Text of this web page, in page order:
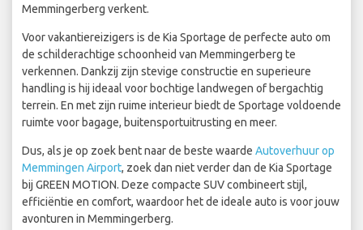
Memmingerberg verkent.
Voor vakantiereizigers is de Kia Sportage de perfecte auto om
de schilderachtige schoonheid van Memmingerberg te
verkennen. Dankzij zijn stevige constructie en superieure
handling is hij ideaal voor bochtige landwegen of bergachtig
terrein. En met zijn ruime interieur biedt de Sportage voldoende
ruimte voor bagage, buitensportuitrusting en meer.
Dus, als je op zoek bent naar de beste waarde Autoverhuur op
Memmingen Airport, zoek dan niet verder dan de Kia Sportage
bij GREEN MOTION. Deze compacte SUV combineert stijl,
efficiëntie en comfort, waardoor het de ideale auto is voor jouw
avonturen in Memmingerberg.